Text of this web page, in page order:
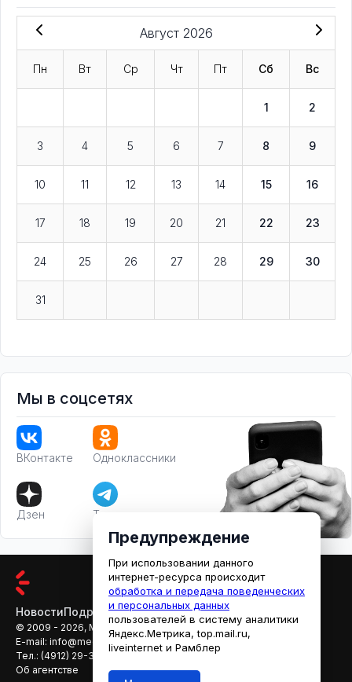
Август 2026
Пн Вт Ср Чт Пт Сб Вс
1 2
3 4 5 6 7 8 9
10 11 12 13 14 15 16
17 18 19 20 21 22 23
24 25 26 27 28 29 30
31
Мы в соцсетях
ВКонтакте Одноклассники
Дзен Телеграм
НовостиПодробностиАфишаКино
© 2009 - 2026, МЕДИАРЯЗАНЬ
E-mail: info@mediaryazan.ru
reklama@mediaryazan.ru
Тел.: (4912) 29-33-66
Об агентстве
Предупреждение
При использовании данного
интернет-ресурса происходит
обработка и передача поведенческих
и персональных данных
пользователей в систему аналитики
Яндекс.Метрика, top.mail.ru,
liveinternet и Рамблер